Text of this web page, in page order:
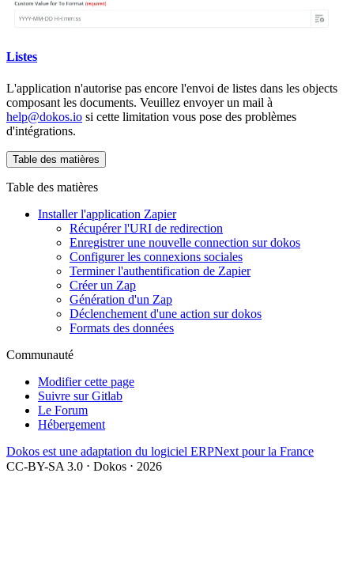
Listes
L'application n'autorise pas encore l'envoi de listes dans les objects
composant les documents. Veuillez envoyer un mail à
help@dokos.io si cette limitation vous pose des problèmes
d'intégrations.
Table des matières
Table des matières
Installer l'application Zapier
Récupérer l'URI de redirection
Enregistrer une nouvelle connection sur dokos
Configurer les connexions sociales
Terminer l'authentification de Zapier
Créer un Zap
Génération d'un Zap
Déclenchement d'une action sur dokos
Formats des données
Communauté
Modifier cette page
Suivre sur Gitlab
Le Forum
Hébergement
Dokos est une adaptation du logiciel ERPNext pour la France
CC-BY-SA 3.0 ⋅ Dokos ⋅ 2026